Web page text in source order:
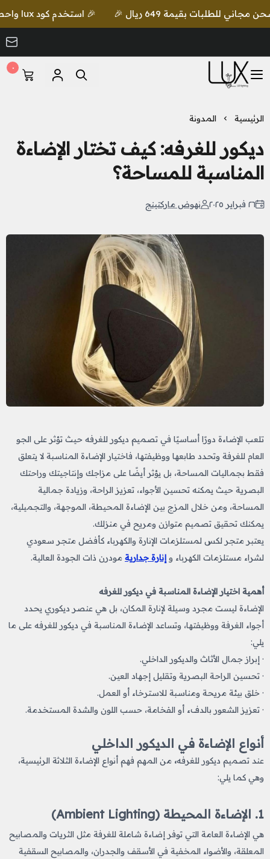
🎉 استخدم كود lux واحصل على خصم إضافي مع شحن مجاني للطلبات بقيمة 649 ريال 🎉
LUX Lighting
٠
الرئيسية المدونة
ديكور للغرفه: كيف تختار الإضاءة
المناسبة للمساحة؟
٢٦ فبراير ٢٠٢٥ نهوض ماركتينج
تلعب الإضاءة دورًا أساسيًا في تصميم ديكور للغرفه حيث تؤثر على الجو
العام للغرفة وتحدد طابعها ووظيفتها، فاختيار الإضاءة المناسبة لا يتعلق
فقط بجماليات المساحة، بل يؤثر أيضًا على مزاجك وإنتاجيتك وراحتك
البصرية حيث يمكنه تحسين الأجواء، تعزيز الراحة، وزيادة جمالية
المساحة، ومن خلال المزج بين الإضاءة المحيطة، الموجهة، والتجميلية،
يمكنك تحقيق تصميم متوازن ومريح في منزلك.
يعتبر متجر لكس لمستلزمات الإنارة والكهرباء كأفضل متجر سعودي
لشراء مستلزمات الكهرباء و إنارة جدارية مودرن ذات الجودة العالية.
أهمية اختيار الإضاءة المناسبة في ديكور للغرفه​
الإضاءة ليست مجرد وسيلة لإنارة المكان، بل هي عنصر ديكوري يحدد
أجواء الغرفة ووظيفتها، وتساعد الإضاءة المناسبة في ديكور للغرفه على ما
يلي:
· إبراز جمال الأثاث والديكور الداخلي.
· تحسين الراحة البصرية وتقليل إجهاد العين.
· خلق بيئة مريحة ومناسبة للاسترخاء أو العمل.
· تعزيز الشعور بالدفء أو الفخامة، حسب اللون والشدة المستخدمة.
أنواع الإضاءة في الديكور الداخلي
عند تصميم ديكور للغرفه​، من المهم فهم أنواع الإضاءة الثلاثة الرئيسية،
وهي كما يلي:
1. الإضاءة المحيطة (Ambient Lighting)
هي الإضاءة العامة التي توفر إضاءة شاملة للغرفة مثل الثريات والمصابيح
المعلقة، والأضواء المخفية في الأسقف والجدران، والمصابيح السقفية